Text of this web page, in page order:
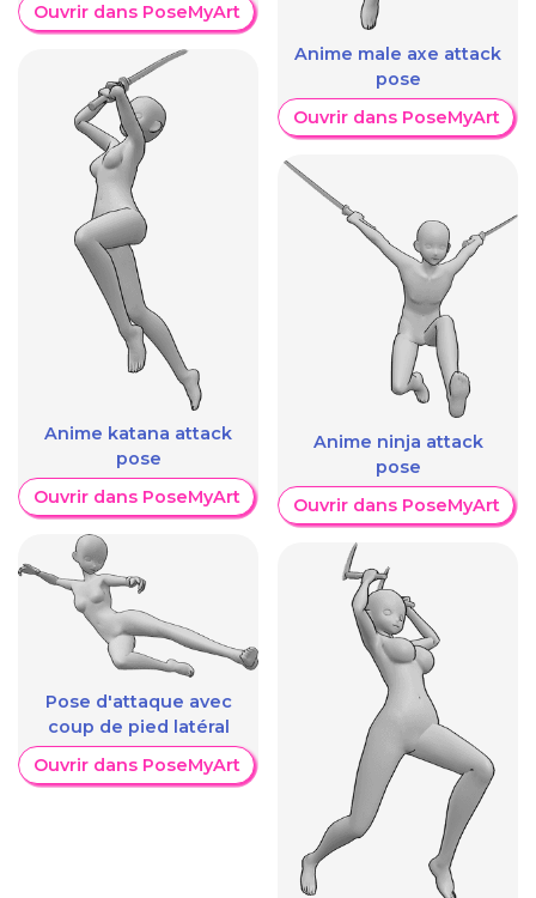
Ouvrir dans PoseMyArt
Anime katana attack
pose
Ouvrir dans PoseMyArt
Pose d'attaque avec
coup de pied latéral
Ouvrir dans PoseMyArt
Anime male axe attack
pose
Ouvrir dans PoseMyArt
Anime ninja attack
pose
Ouvrir dans PoseMyArt